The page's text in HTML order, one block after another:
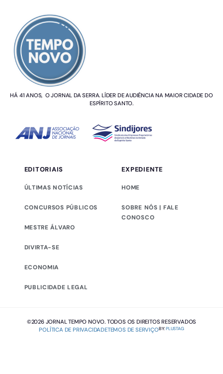
HÁ 41 ANOS, O JORNAL DA SERRA. LÍDER DE AUDIÊNCIA NA MAIOR CIDADE DO
ESPÍRITO SANTO.
EDITORIAIS
ÚLTIMAS NOTÍCIAS
CONCURSOS PÚBLICOS
MESTRE ÁLVARO
DIVIRTA-SE
ECONOMIA
PUBLICIDADE LEGAL
EXPEDIENTE
HOME
SOBRE NÓS | FALE
CONOSCO
©2026 JORNAL TEMPO NOVO. TODOS OS DIREITOS RESERVADOS
POLÍTICA DE PRIVACIDADETEMOS DE SERVIÇOBY:PLUSTAG